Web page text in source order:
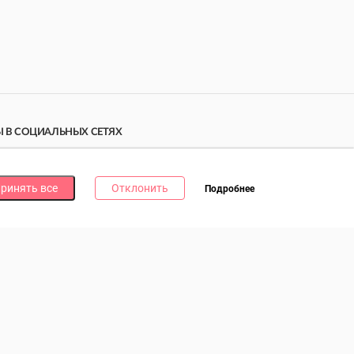
все Отклонить Подробнее
В СОЦИАЛЬНЫХ СЕТЯХ
за каждую!